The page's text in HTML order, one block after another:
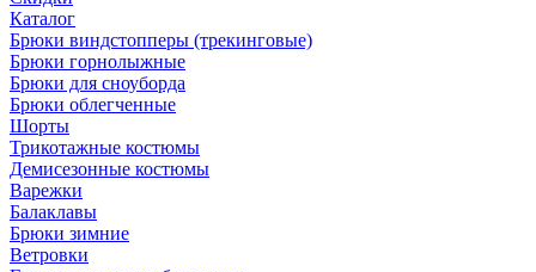
Каталог
Брюки виндстопперы (трекинговые)
Брюки горнолыжные
Брюки для сноуборда
Брюки облегченные
Шорты
Трикотажные костюмы
Демисезонные костюмы
Варежки
Балаклавы
Брюки зимние
Ветровки